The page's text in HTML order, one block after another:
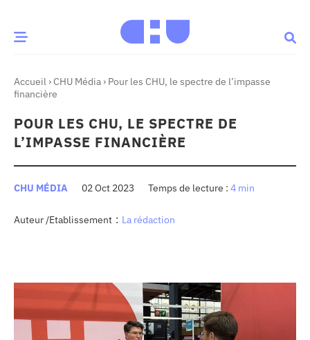
MOMENT
Innovation
& patrimoine Patient
Accueil › CHU Média › Pour les CHU, le spectre de l’impasse
financière
POUR LES CHU, LE SPECTRE DE
L’IMPASSE FINANCIÈRE
CHU MÉDIA 02 Oct 2023 4 min
Auteur /Etablissement : La rédaction